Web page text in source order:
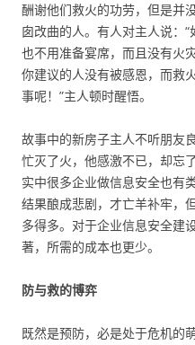
酬谢他们救火的功劳，但是并
囱改曲的人。有人对主人说：
也不用准备宴席，而且没有火
你建议的人没有被感恩，而救
事呢！”主人顿时醒悟。
故事中的新房子主人不听朋友
忙灭了火，他感激不已，却忘
实中很多企业做信息安全也有
结果酿成悲剧，才亡羊补牢，
多得多。对于企业信息安全建
著，所需的成本也更少。
防与救的博弈
既然是预防，必是处于危机的